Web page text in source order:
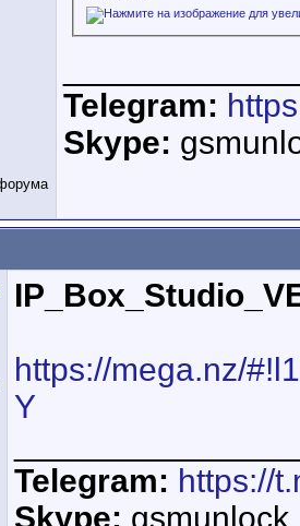
Telegram:
Skype:
https://mega.nz/
Y
Telegram: https://
Skype: